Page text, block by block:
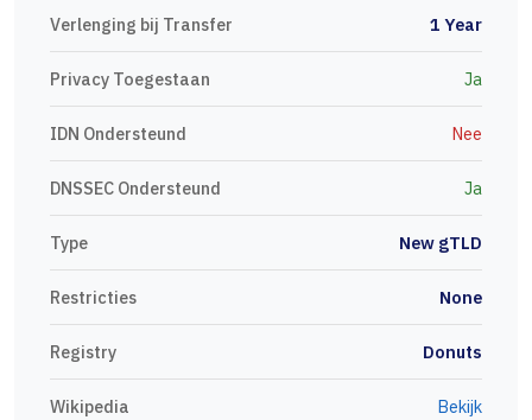
Verlenging bij Transfer 1 Year
Privacy Toegestaan Ja
IDN Ondersteund Nee
DNSSEC Ondersteund Ja
Type New gTLD
Restricties None
Registry Donuts
Wikipedia Bekijk